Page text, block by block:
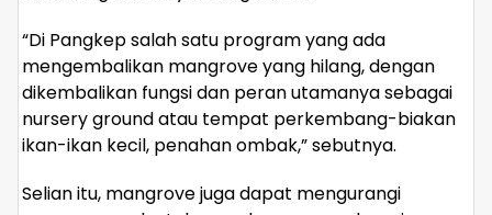
“Di Pangkep salah satu program yang ada
mengembalikan mangrove yang hilang, dengan
dikembalikan fungsi dan peran utamanya sebagai
nursery ground atau tempat perkembang-biakan
ikan-ikan kecil, penahan ombak,” sebutnya.
Selian itu, mangrove juga dapat mengurangi